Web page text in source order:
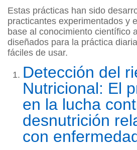
Estas prácticas han sido
practicantes experimentados y
base al conocimiento científico
diseñados para la práctica
fáciles de usar.
Detección del
Nutricional: El
en la lucha
desnutrición
con